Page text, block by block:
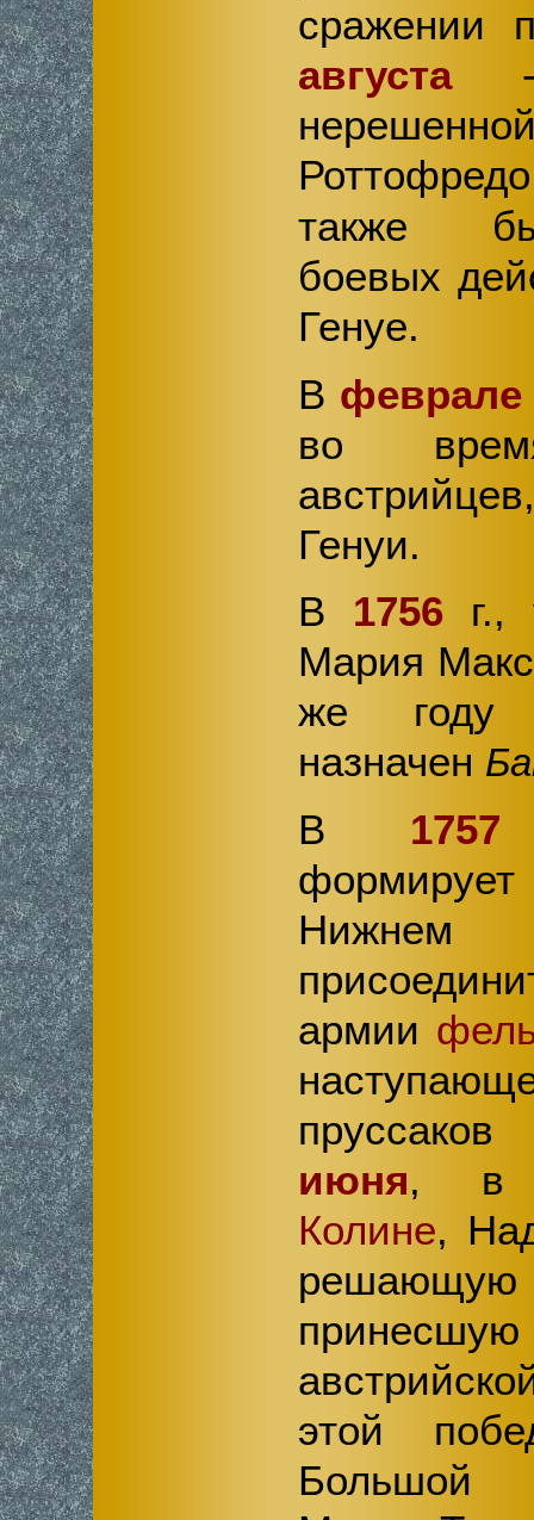
сражении
августа-
также
боевых
Генуе.
В феврале
во
Генуи.
В 1756г.,
Мария
же году
назначен
В 1757
Нижнем
армии
июня,
Колине,
решающую
этой
Большой